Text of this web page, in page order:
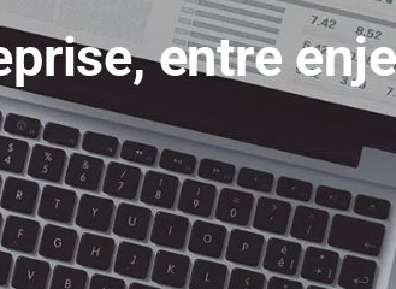
entre